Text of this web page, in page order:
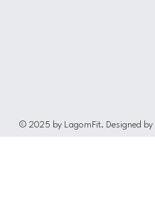
© 2025 by LagomFit. Designed by